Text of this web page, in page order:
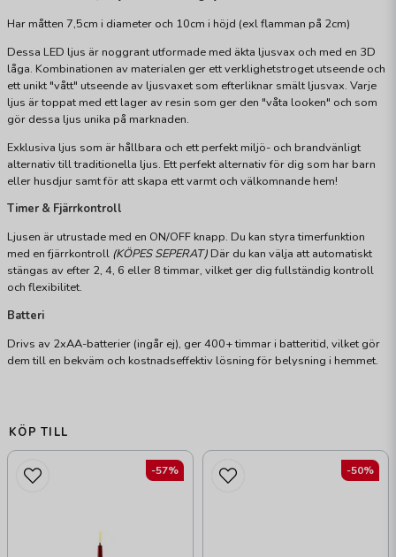
Har måtten 7,5cm i diameter och 10cm i höjd (exl flamman på 2cm)
Dessa LED ljus är noggrant utformade med äkta ljusvax och med en 3D
låga. Kombinationen av materialen ger ett verklighetstroget utseende och
ett unikt "vått" utseende av ljusvaxet som efterliknar smält ljusvax. Varje
ljus är toppat med ett lager av resin som ger den "våta looken" och som
gör dessa ljus unika på marknaden.
Exklusiva ljus som är hållbara och ett perfekt miljö- och brandvänligt
alternativ till traditionella ljus. Ett perfekt alternativ för dig som har barn
eller husdjur samt för att skapa ett varmt och välkomnande hem!
Timer & Fjärrkontroll
Ljusen är utrustade med en ON/OFF knapp. Du kan styra timerfunktion
med en fjärrkontroll (KÖPES SEPERAT) Där du kan välja att automatiskt
stängas av efter 2, 4, 6 eller 8 timmar, vilket ger dig fullständig kontroll
och flexibilitet.
Batteri
Drivs av 2xAA-batterier (ingår ej), ger 400+ timmar i batteritid, vilket gör
dem till en bekväm och kostnadseffektiv lösning för belysning i hemmet.
KÖP TILL
-57% -50%